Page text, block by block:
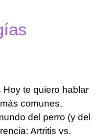
Hoy te quiero hablar
comunes,
del perro (y del
Artritis vs.